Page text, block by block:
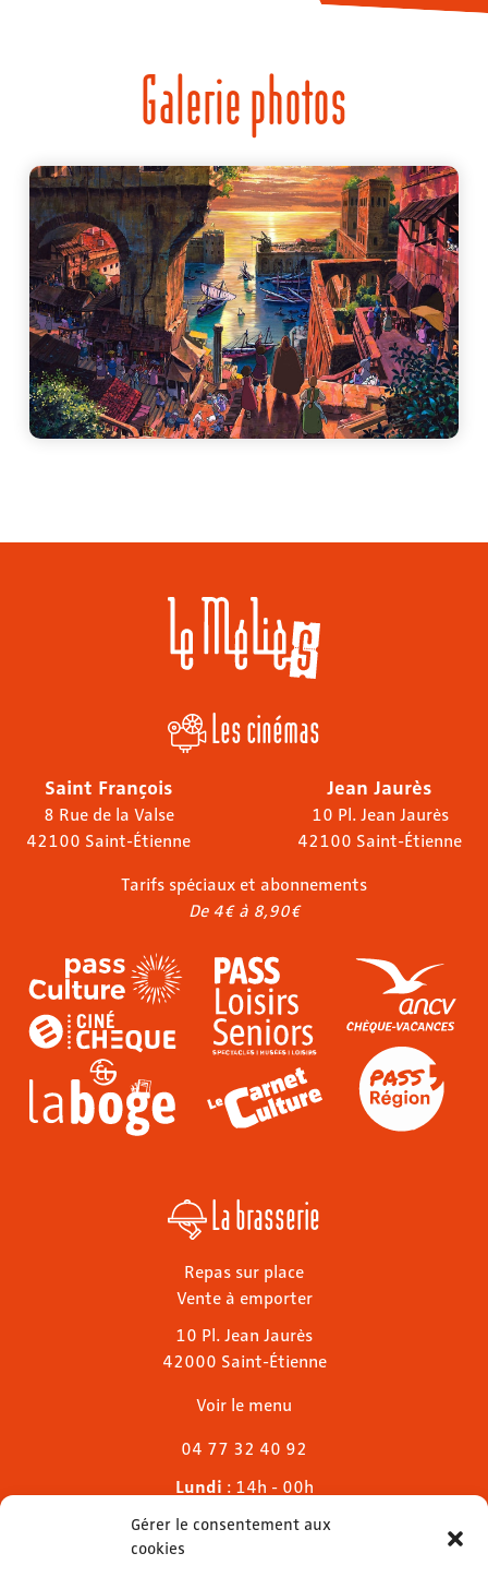
Gérer le consentement aux
cookies
Galerie photos
Les cinémas
Saint François
8 Rue de la Valse
42100 Saint-Étienne
Jean Jaurès
10 Pl. Jean Jaurès
42100 Saint-Étienne
Tarifs spéciaux et abonnements
De 4€ à 8,90€
La brasserie
Repas sur place
Vente à emporter
10 Pl. Jean Jaurès
42000 Saint-Étienne
Voir le menu
04 77 32 40 92
Lundi : 14h - 00h
Mardi & mercredi
Jeudi